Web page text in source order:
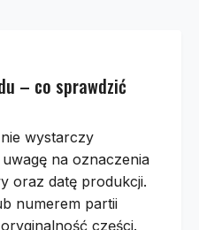
– co sprawdzić
wystarczy
na oznaczenia
oraz datę produkcji.
numerem partii
części.